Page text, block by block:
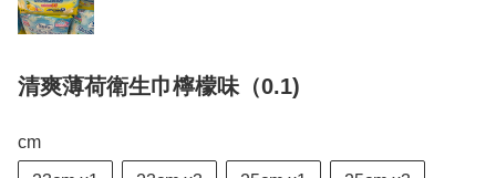
清爽薄荷衛生巾檸檬味（0.1)
cm